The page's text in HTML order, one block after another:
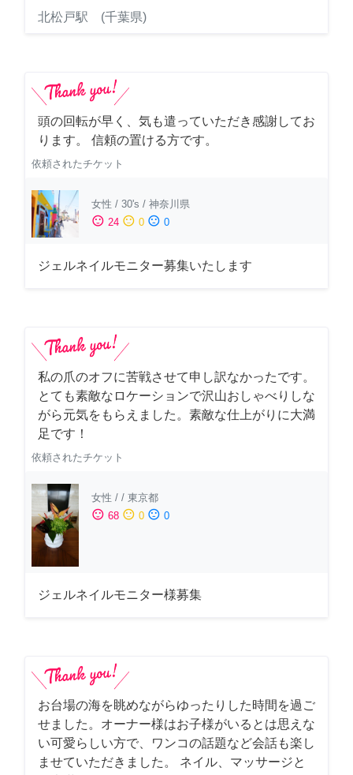
北松戸駅 (千葉県)
頭の回転が早く、気も遣っていただき感謝してお
ります。 信頼の置ける方です。
依頼されたチケット
女性 / 30's / 神奈川県
sentiment_satisfied 24 sentiment_neutral 0 sentiment_dissatisfied 0
ジェルネイルモニター募集いたします
私の爪のオフに苦戦させて申し訳なかったです。
とても素敵なロケーションで沢山おしゃべりしな
がら元気をもらえました。素敵な仕上がりに大満
足です！
依頼されたチケット
女性 / / 東京都
sentiment_satisfied 68 sentiment_neutral 0 sentiment_dissatisfied 0
ジェルネイルモニター様募集
お台場の海を眺めながらゆったりした時間を過ご
せました。オーナー様はお子様がいるとは思えな
い可愛らしい方で、ワンコの話題など会話も楽し
ませていただきました。 ネイル、マッサージと